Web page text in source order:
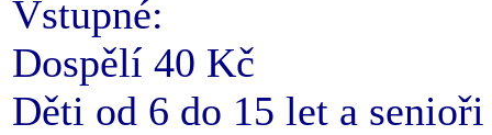
Vstupné:
Dospělí 40 Kč
Děti od 6 do 15 let a